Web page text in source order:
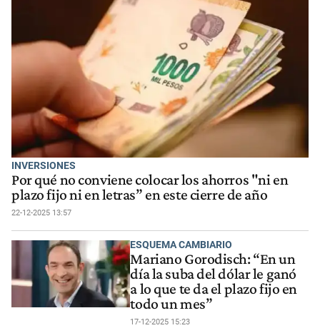
INVERSIONES
Por qué no conviene colocar los ahorros "ni en
plazo fijo ni en letras” en este cierre de año
22-12-2025 13:57
ESQUEMA CAMBIARIO
Mariano Gorodisch: “En un
día la suba del dólar le ganó
a lo que te da el plazo fijo en
todo un mes”
17-12-2025 15:23